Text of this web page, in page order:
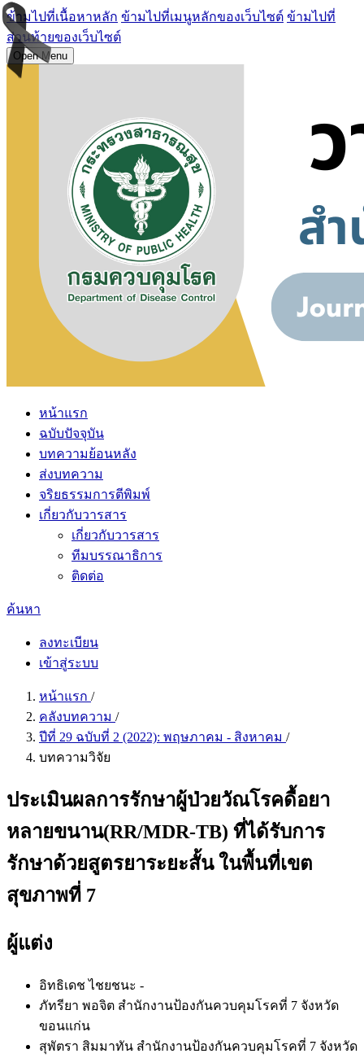
ข้ามไปที่เนื้อหาหลัก ข้ามไปที่เมนูหลักของเว็บไซต์ ข้ามไปที่
ส่วนท้ายของเว็บไซต์
Open Menu
หน้าแรก
ฉบับปัจจุบัน
บทความย้อนหลัง
ส่งบทความ
จริยธรรมการตีพิมพ์
เกี่ยวกับวารสาร
เกี่ยวกับวารสาร
ทีมบรรณาธิการ
ติดต่อ
ค้นหา
ลงทะเบียน
เข้าสู่ระบบ
หน้าแรก /
คลังบทความ /
ปีที่ 29 ฉบับที่ 2 (2022): พฤษภาคม - สิงหาคม /
บทความวิจัย
ประเมินผลการรักษาผู้ป่วยวัณโรคดื้อยา
หลายขนาน(RR/MDR-TB) ที่ได้รับการ
รักษาด้วยสูตรยาระยะสั้น ในพื้นที่เขต
สุขภาพที่ 7
ผู้แต่ง
อิทธิเดช ไชยชนะ -
ภัทรียา พอจิต สำนักงานป้องกันควบคุมโรคที่ 7 จังหวัด
ขอนแก่น
สุพัตรา สิมมาทัน สำนักงานป้องกันควบคุมโรคที่ 7 จังหวัด